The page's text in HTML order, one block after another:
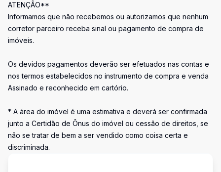
ATENÇÃO**
Informamos que não recebemos ou autorizamos que nenhum
corretor parceiro receba sinal ou pagamento de compra de
imóveis.
Os devidos pagamentos deverão ser efetuados nas contas e
nos termos estabelecidos no instrumento de compra e venda
Assinado e reconhecido em cartório.
* A área do imóvel é uma estimativa e deverá ser confirmada
junto a Certidão de Ônus do imóvel ou cessão de direitos, se
não se tratar de bem a ser vendido como coisa certa e
discriminada.